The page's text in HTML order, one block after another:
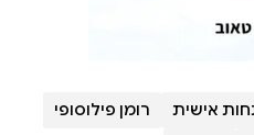
אישית
רומן פילוסופי